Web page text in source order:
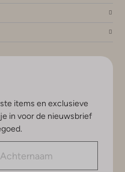
items en exclusieve
in voor de nieuwsbrief